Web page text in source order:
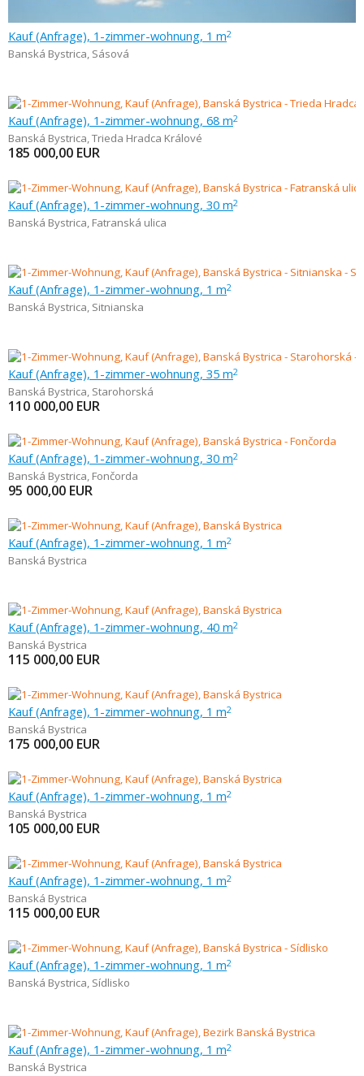
Kauf (Anfrage), 1-zimmer-wohnung, 1 m2
Banská Bystrica, Sásová
Kauf (Anfrage), 1-zimmer-wohnung, 68 m2
Banská Bystrica,Trieda Hradca Králové
185 000,00 EUR
Kauf (Anfrage), 1-zimmer-wohnung, 30 m2
Banská Bystrica, Fatranská ulica
Kauf (Anfrage), 1-zimmer-wohnung, 1 m2
Banská Bystrica, Sitnianska
Kauf (Anfrage), 1-zimmer-wohnung, 35 m2
Banská Bystrica, Starohorská
110 000,00 EUR
Kauf (Anfrage), 1-zimmer-wohnung, 30 m2
Banská Bystrica, Fončorda
95 000,00 EUR
Kauf (Anfrage), 1-zimmer-wohnung, 1 m2
Banská Bystrica
Kauf (Anfrage), 1-zimmer-wohnung, 40 m2
Banská Bystrica
115 000,00 EUR
Kauf (Anfrage), 1-zimmer-wohnung, 1 m2
Banská Bystrica
175 000,00 EUR
Kauf (Anfrage), 1-zimmer-wohnung, 1 m2
Banská Bystrica
105 000,00 EUR
Kauf (Anfrage), 1-zimmer-wohnung, 1 m2
Banská Bystrica
115 000,00 EUR
Kauf (Anfrage), 1-zimmer-wohnung, 1 m2
Banská Bystrica, Sídlisko
Kauf (Anfrage), 1-zimmer-wohnung, 1 m2
Banská Bystrica